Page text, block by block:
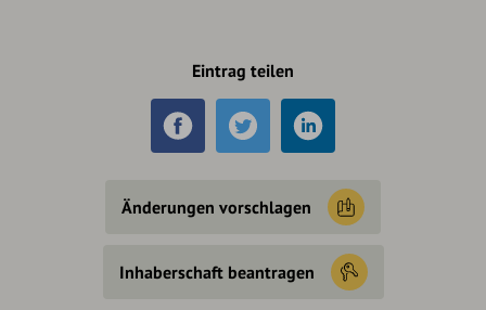
Eintrag teilen
Änderungen vorschlagen
Inhaberschaft beantragen